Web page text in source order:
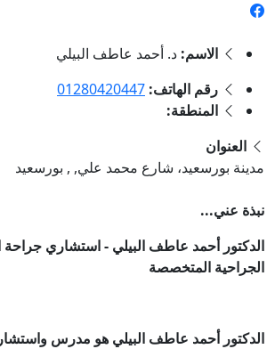
الاسم: د. أحمد عاطف البيلي
رقم الهاتف: 01280420447
المنطقة:
العنوان
مدينة بورسعيد، شارع محمد علي, , بورسعيد
نبذة عني...
الدكتور أحمد عاطف البيلي - استشاري جراحة
الجراحية المتخصصة
الدكتور أحمد عاطف البيلي هو مدرس